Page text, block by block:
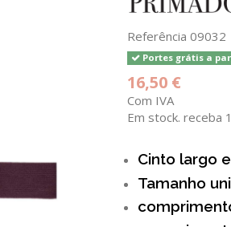
Referência 09032
Portes grátis a
16,50 €
Com IVA
Em stock. receba
Cinto largo
Tamanho